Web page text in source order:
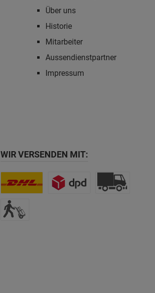
Über uns
Historie
Mitarbeiter
Aussendienstpartner
Impressum
WIR VERSENDEN MIT: